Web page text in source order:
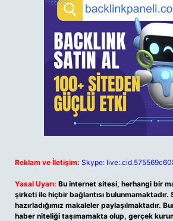
Reklam ve İletişim: Skype:
Yasal Uyarı: Bu internet sitesi, herhangi bir
şirketi ile hiçbir bağlantısı bulunmamaktadır.
hazırladığımız makaleler paylaşılmaktadır.
haber niteliği taşımamakta olup, gerçek